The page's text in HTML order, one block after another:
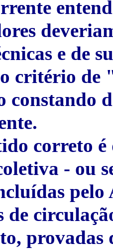
e de
critério de
constando
correto
- ou
de
provadas